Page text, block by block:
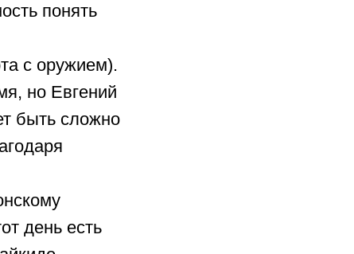
понять
с оружием).
но Евгений
быть сложно
день есть